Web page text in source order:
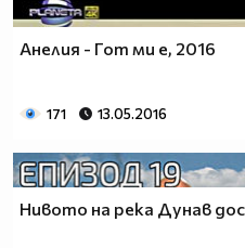
Анелия - Гот ми е, 2016
171 13.05.2016
Нивото на река Дунав